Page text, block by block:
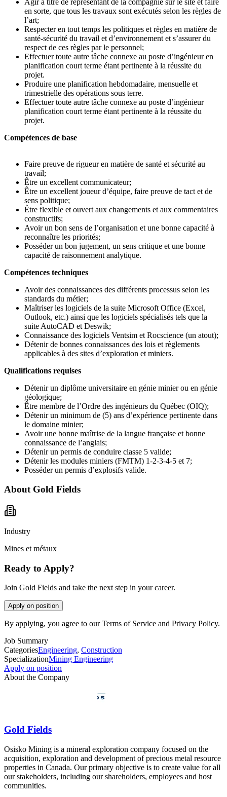
en sorte, que tous les travaux sont exécutés selon les règles de
l’art;
Respecter en tout temps les politiques et règles en matière de
santé-sécurité du travail et d’environnement et s’assurer du
respect de ces règles par le personnel;
Effectuer toute autre tâche connexe au poste d’ingénieur en
planification court terme étant pertinente à la réussite du
projet.
Produire une planification hebdomadaire, mensuelle et
trimestrielle des opérations sous terre.
Effectuer toute autre tâche connexe au poste d’ingénieur
planification court terme étant pertinente à la réussite du
projet.
Compétences de base
Faire preuve de rigueur en matière de santé et sécurité au
travail;
Être un excellent communicateur;
Être un excellent joueur d’équipe, faire preuve de tact et de
sens politique;
Être flexible et ouvert aux changements et aux commentaires
constructifs;
Avoir un bon sens de l’organisation et une bonne capacité à
reconnaître les priorités;
Posséder un bon jugement, un sens critique et une bonne
capacité de raisonnement analytique.
Compétences techniques
Avoir des connaissances des différents processus selon les
standards du métier;
Maîtriser les logiciels de la suite Microsoft Office (Excel,
Outlook, etc.) ainsi que les logiciels spécialisés tels que la
suite AutoCAD et Deswik;
Connaissance des logiciels Ventsim et Rocscience (un atout);
Détenir de bonnes connaissances des lois et règlements
applicables à des sites d’exploration et miniers.
Qualifications requises
Détenir un diplôme universitaire en génie minier ou en génie
géologique;
Être membre de l’Ordre des ingénieurs du Québec (OIQ);
Détenir un minimum de (5) ans d’expérience pertinente dans
le domaine minier;
Avoir une bonne maîtrise de la langue française et bonne
connaissance de l’anglais;
Détenir un permis de conduire classe 5 valide;
Détenir les modules miniers (FMTM) 1-2-3-4-5 et 7;
Posséder un permis d’explosifs valide.
About Gold Fields
Industry
Mines et métaux
Ready to Apply?
Join Gold Fields and take the next step in your career.
Apply on position
By applying, you agree to our Terms of Service and Privacy Policy.
Job Summary
CategoriesEngineering, Construction
SpecializationMining Engineering
Apply on position
About the Company
Gold Fields
Osisko Mining is a mineral exploration company focused on the
acquisition, exploration and development of precious metal resource
properties in Canada. Our primary objective is to create value for all
our stakeholders, including our shareholders, employees and host
communities.